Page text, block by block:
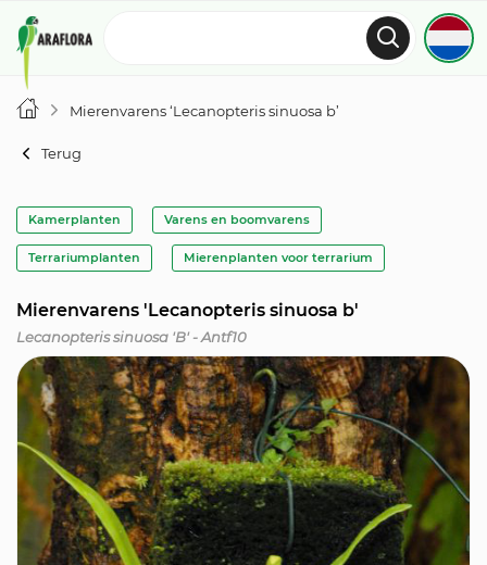
Mierenvarens ‘Lecanopteris sinuosa b’
Terug
Kamerplanten Varens en boomvarens
Terrariumplanten Mierenplanten voor terrarium
Mierenvarens 'Lecanopteris sinuosa b'
Lecanopteris sinuosa 'B' - Antf10